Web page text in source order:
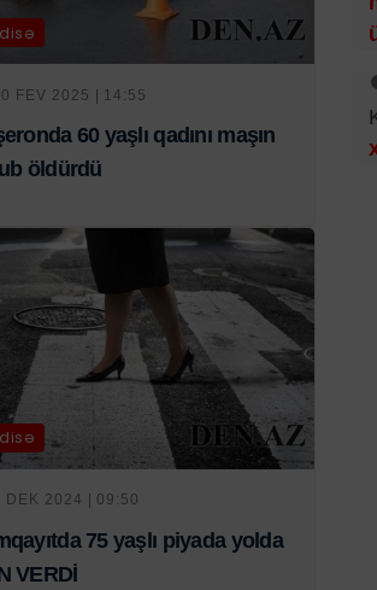
FEV 2025 | 14:55
60 yaşlı qadını maşın
öldürdü
DEK 2024 | 09:50
75 yaşlı piyada yolda
VERDİ